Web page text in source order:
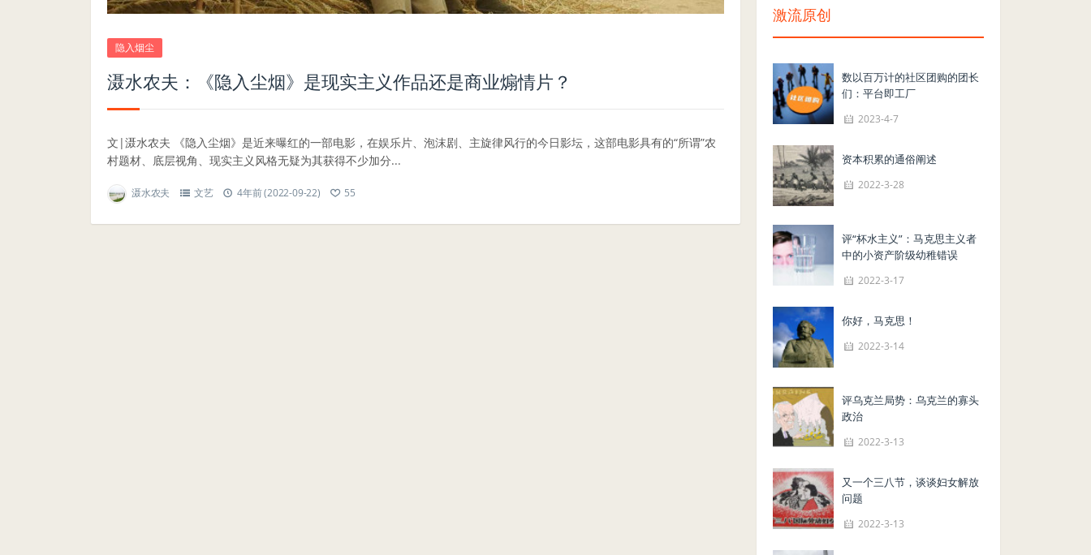
隐入烟尘
滠水农夫：《隐入尘烟》是现实主义作品还是商业煽情片？
文|滠水农夫 《隐入尘烟》是近来曝红的一部电影，在娱乐片、泡沫剧、主旋律风行的今日影坛，这部电影具有的“所谓”农
村题材、底层视角、现实主义风格无疑为其获得不少加分...
滠水农夫 文艺 4年前 (2022-09-22) 55
激流原创
数以百万计的社区团购的团长
们：平台即工厂
2023-4-7
资本积累的通俗阐述
2022-3-28
评“杯水主义”：马克思主义者
中的小资产阶级幼稚错误
2022-3-17
你好，马克思！
2022-3-14
评乌克兰局势：乌克兰的寡头
政治
2022-3-13
又一个三八节，谈谈妇女解放
问题
2022-3-13